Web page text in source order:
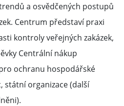
a osvědčených postupů
Centrum představí praxi
kontroly veřejných zakázek,
Centrální nákup
ochranu hospodářské
státní organizace (další